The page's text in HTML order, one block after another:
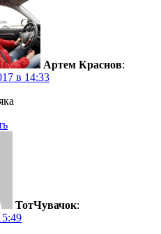
Артем Краснов:
в 14:33
ТотЧувачок: